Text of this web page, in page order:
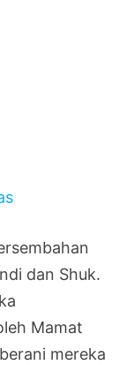
dan Shuk.
Mamat
mereka